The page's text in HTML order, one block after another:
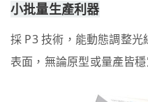
小批量生產利器
採 P3 技術，能動態調整
表面，無論原型或量產皆穩